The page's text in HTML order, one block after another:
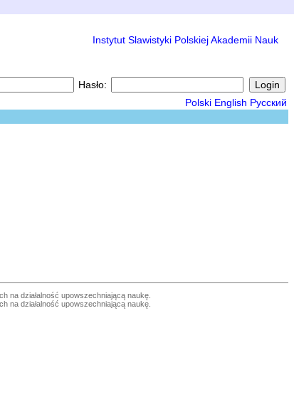
Instytut Slawistyki Polskiej Akademii Nauk
Hasło:
Polski English Русский
na działalność upowszechniającą naukę.
na działalność upowszechniającą naukę.